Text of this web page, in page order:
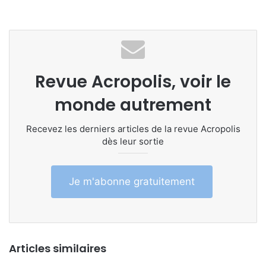
Revue Acropolis, voir le
monde autrement
Recevez les derniers articles de la revue Acropolis
dès leur sortie
Je m'abonne gratuitement
Articles similaires